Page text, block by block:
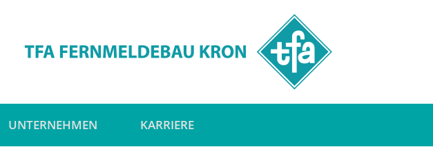
UNTERNEHMEN KARRIERE